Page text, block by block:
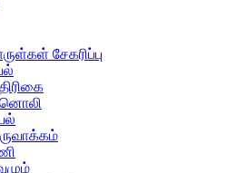
சேகரிப்பு